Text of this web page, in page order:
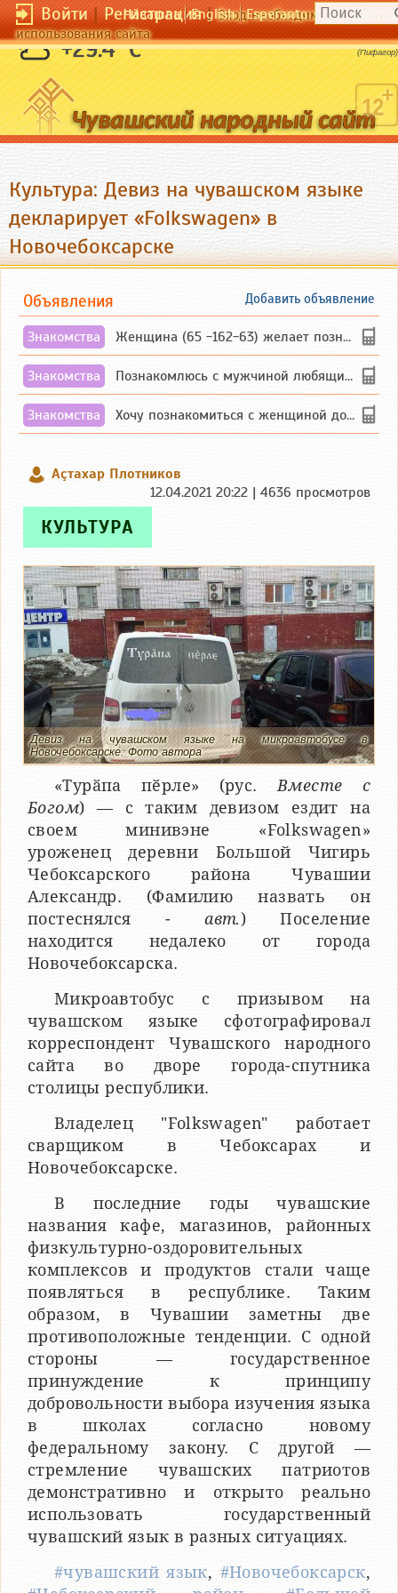
Войти|Регистрация|Вход необходим для
использования сайта
Чӑвашла English Esperanto
+29.4 °C Пьянство есть упражнение в безумстве.
(Пифагор)
Культура: Девиз на чувашском языке
декларирует «Folkswagen» в
Новочебоксарске
Добавить объявление
Объявления
Знакомства Женщина (65 -162-63) желает познакомиться с одиноким, добродушным, без вредных ...
Знакомства Познакомлюсь с мужчиной любящим танцевать и петь на родном чувашском языке
Знакомства Хочу познакомиться с женщиной до 55 лет чувашской или русской национальности дл...
Аçтахар Плотников
12.04.2021 20:22 | 4636 просмотров
КУЛЬТУРА
Девиз на чувашском языке на микроавтобусе в
Новочебоксарске. Фото автора
«Турӑпа пӗрле» (рус. Вместе с
Богом) — с таким девизом ездит на
своем минивэне «Folkswagen»
уроженец деревни Большой Чигирь
Чебоксарского района Чувашии
Александр. (Фамилию назвать он
постеснялся - авт.) Поселение
находится недалеко от города
Новочебоксарска.
Микроавтобус с призывом на
чувашском языке сфотографировал
корреспондент Чувашского народного
сайта во дворе города-спутника
столицы республики.
Владелец "Folkswagen" работает
сварщиком в Чебоксарах и
Новочебоксарске.
В последние годы чувашские
названия кафе, магазинов, районных
физкультурно-оздоровительных
комплексов и продуктов стали чаще
появляться в республике. Таким
образом, в Чувашии заметны две
противоположные тенденции. С одной
стороны — государственное
принуждение к принципу
добровольности выбора изучения языка
в школах согласно новому
федеральному закону. С другой —
стремление чувашских патриотов
демонстративно и открыто реально
использовать государственный
чувашский язык в разных ситуациях.
#чувашский язык, #Новочебоксарск,